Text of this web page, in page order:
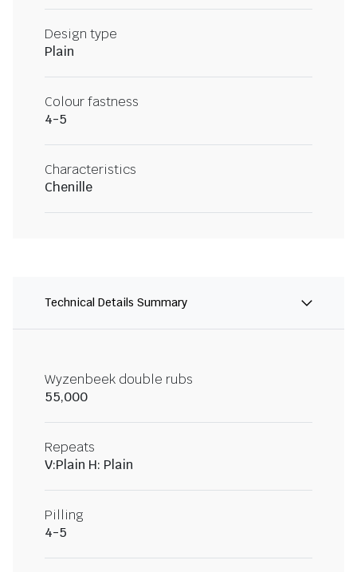
Design type
Plain
Colour fastness
4-5
Characteristics
Chenille
Technical Details Summary
Wyzenbeek double rubs
55,000
Repeats
V:Plain H: Plain
Pilling
4-5